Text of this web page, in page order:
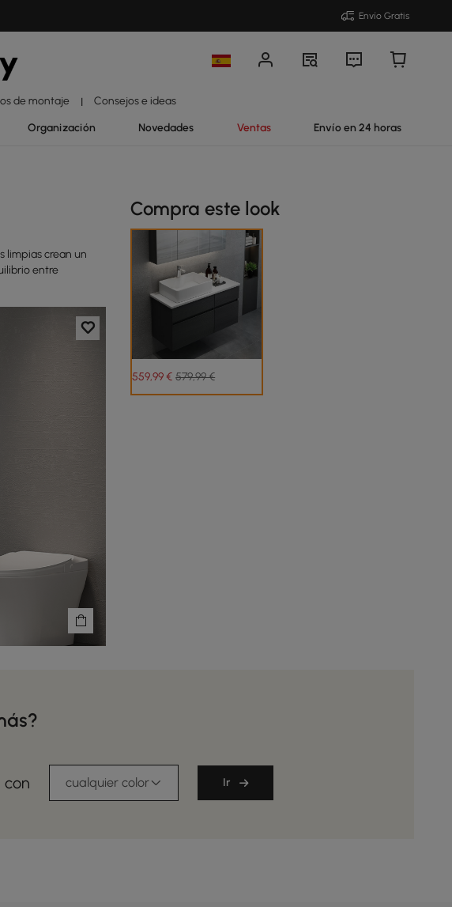
Envío Gratis
de montaje | Consejos e ideas
Organización Novedades Ventas Envío en 24 horas
limpias crean un
entre
Compra este look
559,99€ 579,99 €
con cualquier color Ir